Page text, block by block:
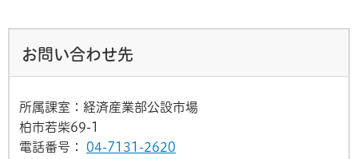
お問い合わせ先
所属課室：経済産業部公設市場
柏市若柴69-1
電話番号：
04-7131-2620